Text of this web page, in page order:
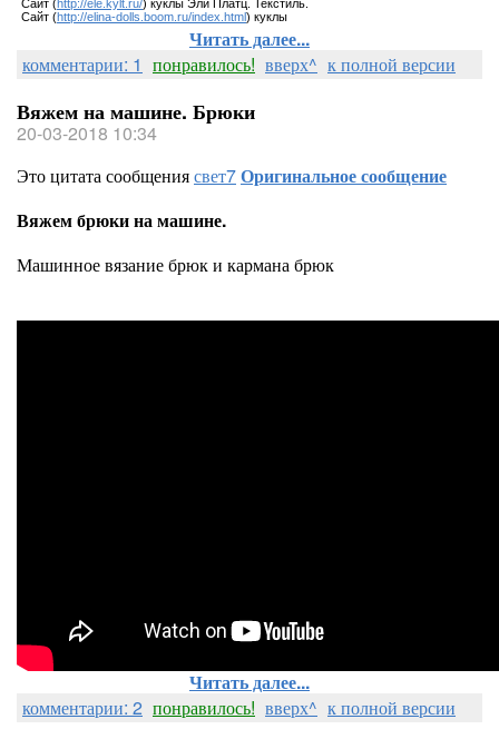
Сайт (http://ele.kylt.ru/) куклы Эли Платц. Текстиль.
Сайт (http://elina-dolls.boom.ru/index.html) куклы
Читать далее...
комментарии: 1 понравилось! вверх^ к полной версии
Вяжем на машине. Брюки
20-03-2018 10:34
Это цитата сообщениясвет7Оригинальное сообщение
Вяжем брюки на машине.
Машинное вязание брюк и кармана брюк
Читать далее...
комментарии: 2 понравилось! вверх^ к полной версии